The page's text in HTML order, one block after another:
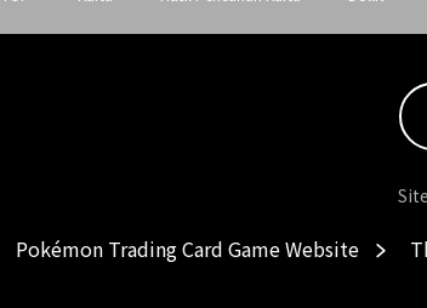
Pokémon Trading Card Game Website